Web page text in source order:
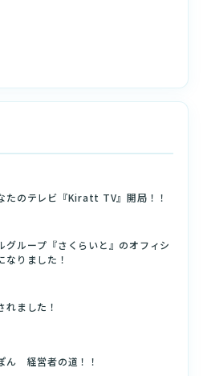
たのテレビ『Kiratt TV』開局！！
グループ『さくらいと』のオフィシ
なりました！
れました！
ん 経営者の道！！